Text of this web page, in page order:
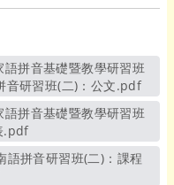
音研習班(二)：公文.pdf另開
.pdf另開新視窗
另開新視窗